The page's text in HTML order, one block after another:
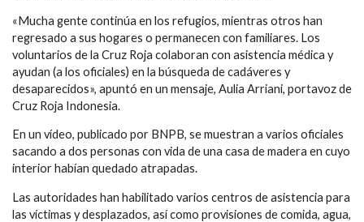
«Mucha gente continúa en los refugios, mientras otros han
regresado a sus hogares o permanecen con familiares. Los
voluntarios de la Cruz Roja colaboran con asistencia médica y
ayudan (a los oficiales) en la búsqueda de cadáveres y
desaparecidos», apuntó en un mensaje, Aulia Arriani, portavoz de
Cruz Roja Indonesia.
En un vídeo, publicado por BNPB, se muestran a varios oficiales
sacando a dos personas con vida de una casa de madera en cuyo
interior habían quedado atrapadas.
Las autoridades han habilitado varios centros de asistencia para
las víctimas y desplazados, así como provisiones de comida, agua,